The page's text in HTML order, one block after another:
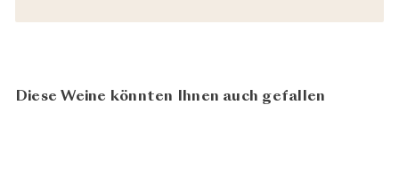
Diese Weine könnten Ihnen auch gefallen